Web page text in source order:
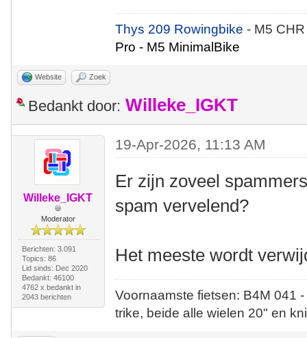
Thys 209 Rowingbike- M5
Pro - M5 MinimalBike
Website Zoek
Bedankt door: Willeke_IGKT
Willeke_IGKT
Moderator
Berichten: 3.091
Topics: 86
Lid sinds: Dec 2020
Bedankt: 46100
4762 x bedankt in
2043 berichten
19-Apr-2026, 11:13 AM
Er zijn zoveel
spam vervelend?
Het meeste wordt
Voornaamste fietsen: B4M
trike, beide alle wielen 20" en